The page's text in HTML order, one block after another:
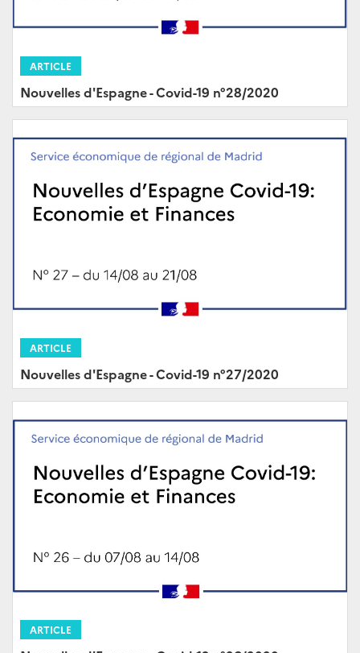
ARTICLE
Nouvelles d'Espagne - Covid-19 n°28/2020
ARTICLE
Nouvelles d'Espagne - Covid-19 n°27/2020
ARTICLE